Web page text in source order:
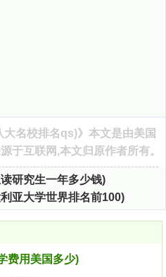
大名校排名qs)》本文是由美国
于互联网,本文归原作者所有。
研究生一年多少钱)
亚大学世界排名前100)
费用美国多少)